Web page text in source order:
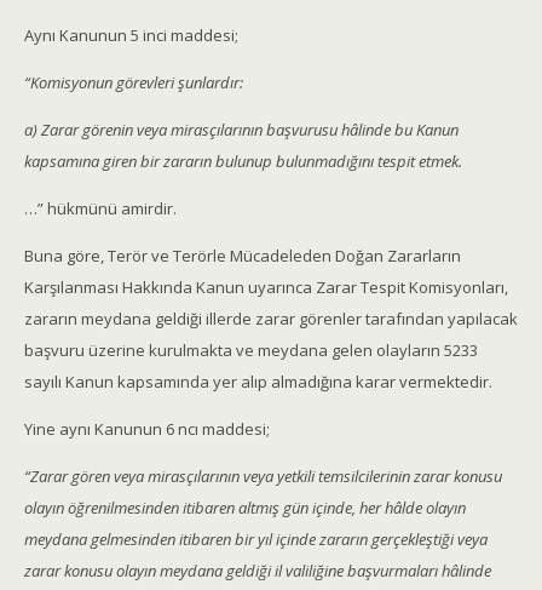
Aynı Kanunun 5 inci maddesi;
“Komisyonun görevleri şunlardır:
a) Zarar görenin veya mirasçılarının başvurusu hâlinde bu Kanun
kapsamına giren bir zararın bulunup bulunmadığını tespit etmek.
…” hükmünü amirdir.
Buna göre, Terör ve Terörle Mücadeleden Doğan Zararların
Karşılanması Hakkında Kanun uyarınca Zarar Tespit Komisyonları,
zararın meydana geldiği illerde zarar görenler tarafından yapılacak
başvuru üzerine kurulmakta ve meydana gelen olayların 5233
sayılı Kanun kapsamında yer alıp almadığına karar vermektedir.
Yine aynı Kanunun 6 ncı maddesi;
“Zarar gören veya mirasçılarının veya yetkili temsilcilerinin zarar konusu
olayın öğrenilmesinden itibaren altmış gün içinde, her hâlde olayın
meydana gelmesinden itibaren bir yıl içinde zararın gerçekleştiği veya
zarar konusu olayın meydana geldiği il valiliğine başvurmaları hâlinde